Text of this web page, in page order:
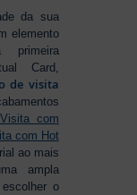
da sua
elemento
primeira
Card,
de visita
com
com Hot
ao mais
ampla
o